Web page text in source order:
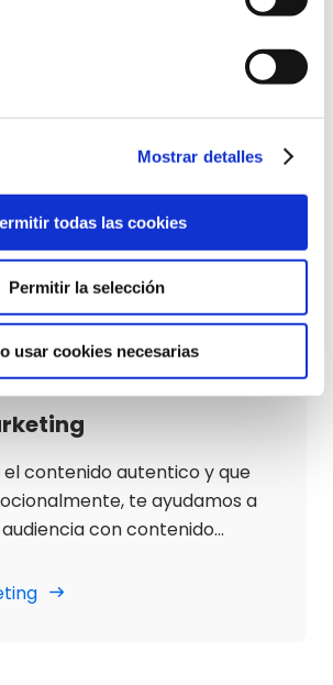
Mostrar detalles
todas las cookies
Permitir la selección
usar cookies necesarias
te ayudamos con la
Marketing Internacional
contenido autentico y que
te ayudamos a
con contenido